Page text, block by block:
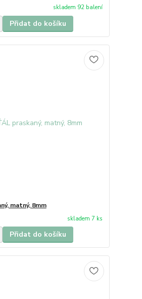
skladem 92 balení
Přidat do košíku
matný, 8mm
skladem 7 ks
Přidat do košíku